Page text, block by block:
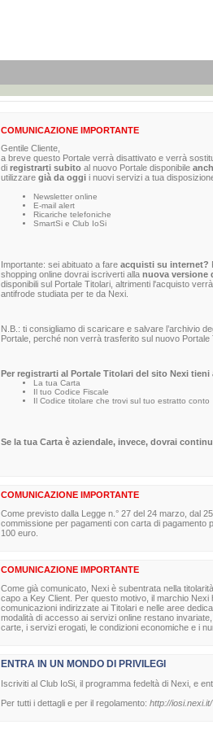
COMUNICAZIONE IMPORTANTE
Gentile Cliente,
a breve questo Portale verrà disattivato e verrà
diregistrarti subitoal nuovo Portale disponibile
utilizzare già da oggii nuovi servizi a tua
Newsletter online
E-mail alert
Ricariche telefoniche
SmartSi e Club IoSi
Importante: sei abituato a fare acquisti su internet?
shopping online dovrai iscriverti alla nuova versione
disponibili sul Portale Titolari, altrimenti l'acquisto
antifrode studiata per te da Nexi.
N.B.: ti consigliamo di scaricare e salvare l’archivio
Portale, perché non verrà trasferito sul nuovo Portale
Per registrarti al Portale Titolari del sito Nexi tieni
La tua Carta
Il tuo Codice Fiscale
Il Codice titolare che trovi sul tuo estratto conto
Se la tua Carta è aziendale, invece, dovrai
COMUNICAZIONE IMPORTANTE
Come previsto dalla Legge n.° 27 del 24 marzo, dal
commissione per pagamenti con carta di pagamento
100 euro.
COMUNICAZIONE IMPORTANTE
Come già comunicato, Nexi è subentrata nella
capo a Key Client. Per questo motivo, il marchio
comunicazioni indirizzate ai Titolari e nelle aree
modalità di accesso ai servizi online restano
carte, i servizi erogati, le condizioni economiche e i
ENTRA IN UN MONDO DI PRIVILEGI
Iscriviti al Club IoSi, il programma fedeltà di Nexi, e
Per tutti i dettagli e per il regolamento: http://iosi.nexi.it/